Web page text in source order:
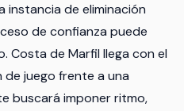
instancia de eliminación
de confianza puede
Costa de Marfil llega con el
juego frente a una
buscará imponer ritmo,